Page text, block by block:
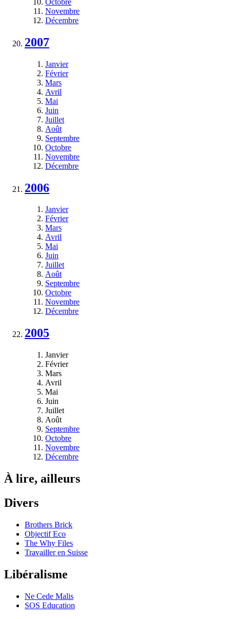
Novembre
Décembre
2007
Janvier
Février
Mars
Avril
Mai
Juin
Juillet
Août
Septembre
Octobre
Novembre
Décembre
2006
Janvier
Février
Mars
Avril
Mai
Juin
Juillet
Août
Septembre
Octobre
Novembre
Décembre
2005
Janvier
Février
Mars
Avril
Mai
Juin
Juillet
Août
Septembre
Octobre
Novembre
Décembre
À lire, ailleurs
Divers
Brothers Brick
Objectif Eco
The Why Files
Travailler en Suisse
Libéralisme
Ne Cede Malis
SOS Education